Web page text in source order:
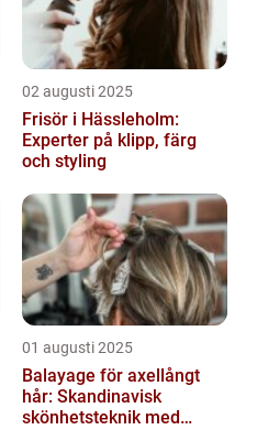
02 augusti 2025
Frisör i Hässleholm:
Experter på klipp, färg
och styling
01 augusti 2025
Balayage för axellångt
hår: Skandinavisk
skönhetsteknik med